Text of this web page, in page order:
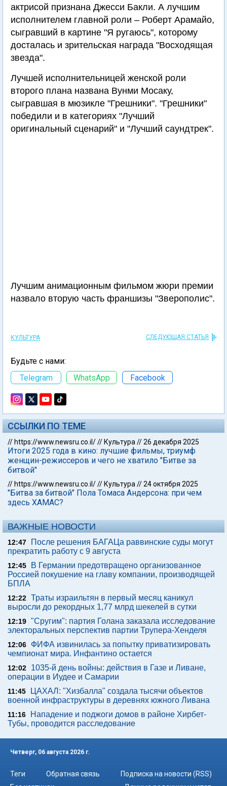
актрисой признана Джесси Бакли. А лучшим
исполнителем главной роли – Роберт Арамайо,
сыгравший в картине "Я ругаюсь", которому
досталась и зрительская награда "Восходящая
звезда".
Лучшей исполнительницей женской роли
второго плана названа Вунми Мосаку,
сыгравшая в мюзикле "Грешники". "Грешники"
победили и в категориях "Лучший
оригинальный сценарий" и "Лучший саундтрек".
Лучшим анимационным фильмом жюри премии
назвало вторую часть франшизы "Зверополис".
КУЛЬТУРА СЛЕДУЮЩАЯ СТАТЬЯ
Будьте с нами:
Telegram
WhatsApp Facebook
ССЫЛКИ ПО ТЕМЕ
// https://www.newsru.co.il/// Культура //26 декабря 2025
Итоги 2025 года в кино: лучшие фильмы, триумф
женщин-режиссеров и чего не хватило "Битве за
битвой"
// https://www.newsru.co.il/// Культура //24 октября 2025
"Битва за битвой" Пола Томаса Андерсона: при чем
здесь ХАМАС?
ВАЖНЫЕ НОВОСТИ
12:47
После решения БАГАЦа раввинские суды могут
прекратить работу с 9 августа
12:45
В Германии предотвращено организованное
Россией покушение на главу компании, производящей
БПЛА
12:22 Траты израильтян в первый месяц каникул
выросли до рекордных 1,77 млрд шекелей в сутки
12:19 "Сругим": партия Голана заказала исследование
электоральных перспектив партии Трупера-Хенделя
12:06
ФИФА извинилась за попытку приватизировать
чемпионат мира. Инфантино остается
12:02
1035-й день войны: действия в Газе и Ливане,
операции в Иудее и Самарии
11:45
ЦАХАЛ: "Хизбалла" создала тысячи объектов
военной инфраструктуры в деревнях южного Ливана
11:16
Нападение и поджоги домов в районе Хирбет-
Тубы, проводится расследование
Четверг, 06 августа 2026 г.
Теги Обратная связь
Подписка на новости (RSS)